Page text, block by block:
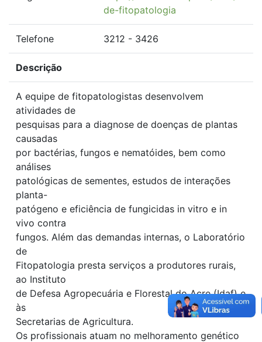
de-fitopatologia
Telefone 3212 - 3426
Descrição
A equipe de fitopatologistas desenvolvem
atividades de
pesquisas para a diagnose de doenças de plantas
causadas
por bactérias, fungos e nematóides, bem como
análises
patológicas de sementes, estudos de interações
planta-
patógeno e eficiência de fungicidas in vitro e in
vivo contra
fungos. Além das demandas internas, o Laboratório
de
Fitopatologia presta serviços a produtores rurais,
ao Instituto
de Defesa Agropecuária e Florestal do Acre (Idaf) e
às
Secretarias de Agricultura.
Os profissionais atuam no melhoramento genético